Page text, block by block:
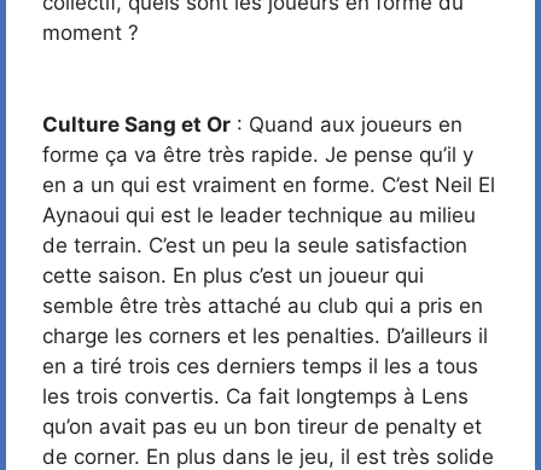
moment ?
Culture Sang et Or : Quand aux joueurs en
forme ça va être très rapide. Je pense qu’il y
en a un qui est vraiment en forme. C’est Neil El
Aynaoui qui est le leader technique au milieu
de terrain. C’est un peu la seule satisfaction
cette saison. En plus c’est un joueur qui
semble être très attaché au club qui a pris en
charge les corners et les penalties. D’ailleurs il
en a tiré trois ces derniers temps il les a tous
les trois convertis. Ca fait longtemps à Lens
qu’on avait pas eu un bon tireur de penalty et
de corner. En plus dans le jeu, il est très solide